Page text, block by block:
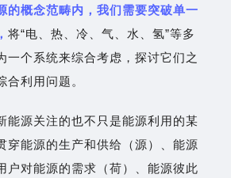
的概念范畴内，我们需要突破单一
将“电、热、冷、气、水、氢”等多
一个系统来综合考虑，探讨它们之
合利用问题。
能源关注的也不只是能源利用的某
穿能源的生产和供给（源）、能源
户对能源的需求（荷）、能源彼此